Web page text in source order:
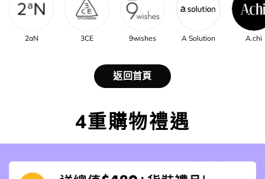
2aN 3CE 9wishes A Solution A.chi
返回首頁
4重購物禮遇